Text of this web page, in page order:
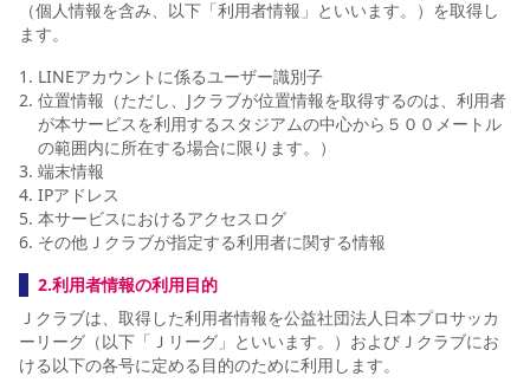
（個人情報を含み、以下「利用者情報」といいます。）を取得し
ます。
LINEアカウントに係るユーザー識別子
位置情報（ただし、Jクラブが位置情報を取得するのは、利用者
が本サービスを利用するスタジアムの中心から５００メートル
の範囲内に所在する場合に限ります。）
端末情報
IPアドレス
本サービスにおけるアクセスログ
その他Ｊクラブが指定する利用者に関する情報
2.利用者情報の利用目的
Ｊクラブは、取得した利用者情報を公益社団法人日本プロサッカ
ーリーグ（以下「Ｊリーグ」といいます。）およびＪクラブにお
ける以下の各号に定める目的のために利用します。